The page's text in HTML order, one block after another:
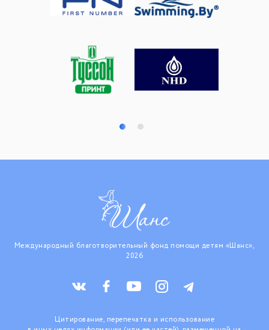
Международный благотворительный фонд помощи детям «Шанс»,
2026
Цитирование, перепечатка и использование